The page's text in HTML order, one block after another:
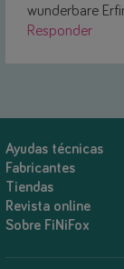
wunderbare
Responder
Ayudas técnicas
Fabricantes
Tiendas
Revista online
Sobre FiNiFox